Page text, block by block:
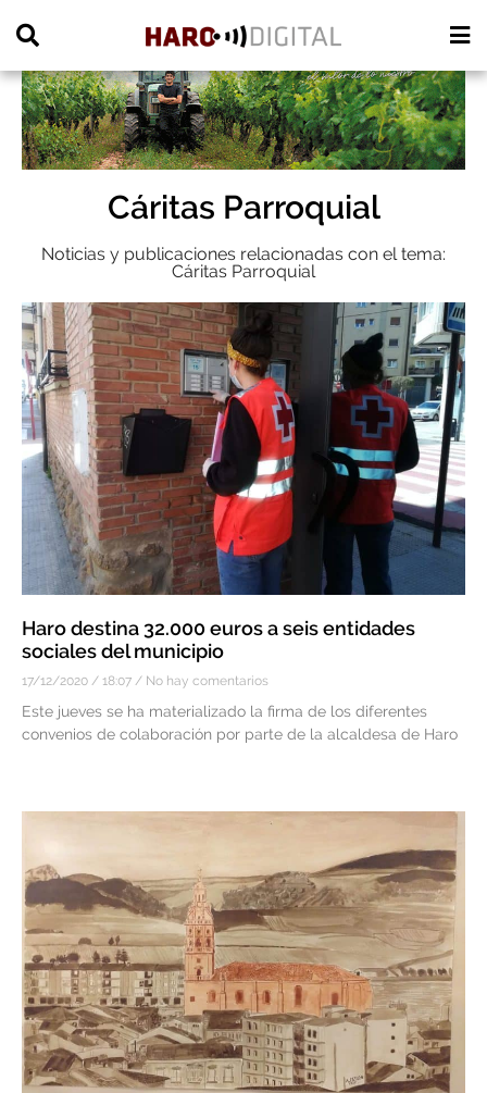
Cáritas Parroquial
Noticias y publicaciones relacionadas con el tema:
Cáritas Parroquial
Haro destina 32.000 euros a seis entidades
sociales del municipio
17/12/2020 18:07 No hay comentarios
Este jueves se ha materializado la firma de los diferentes
convenios de colaboración por parte de la alcaldesa de Haro